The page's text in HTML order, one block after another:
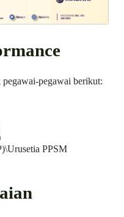
pegawai berikut:
PPSM